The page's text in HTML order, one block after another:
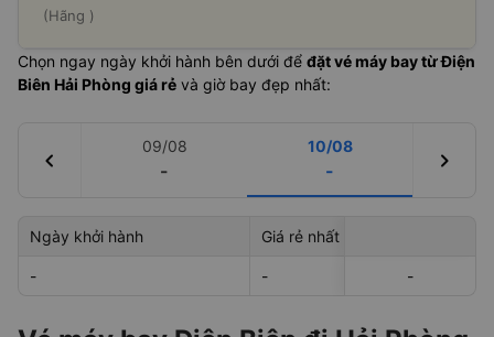
(Hãng )
Chọn ngay ngày khởi hành bên dưới để đặt vé máy bay từ Điện
Biên Hải Phòng giá rẻ và giờ bay đẹp nhất:
chevron_left
09/08
-
10/08
- chevron_right
Ngày khởi hành Giá rẻ nhất
- - -
-